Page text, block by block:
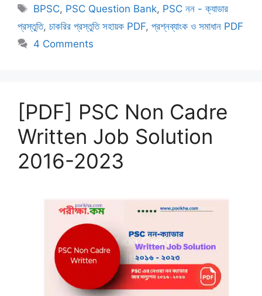
Tags
BPSC, PSC Question Bank, PSC নন - ক্যাডার
প্রস্তুতি, চাকরির প্রস্তুতি সহায়ক PDF, প্রশ্নব্যাংক ও সমাধান PDF
4 Comments
[PDF] PSC Non Cadre
Written Job Solution
2016-2023